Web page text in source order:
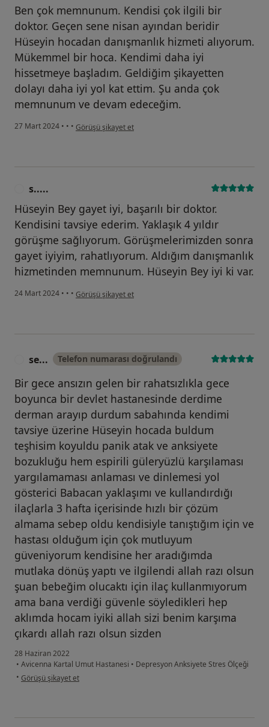
Ben çok memnunum. Kendisi çok ilgili bir
doktor. Geçen sene nisan ayından beridir
Hüseyin hocadan danışmanlık hizmeti alıyorum.
Mükemmel bir hoca. Kendimi daha iyi
hissetmeye başladım. Geldiğim şikayetten
dolayı daha iyi yol kat ettim. Şu anda çok
memnunum ve devam edeceğim.
27 Mart 2024 • • • kullanıcının görüşüne göre s.....
Görüşü şikayet et
s.....
Hüseyin Bey gayet iyi, başarılı bir doktor.
Kendisini tavsiye ederim. Yaklaşık 4 yıldır
görüşme sağlıyorum. Görüşmelerimizden sonra
gayet iyiyim, rahatlıyorum. Aldığım danışmanlık
hizmetinden memnunum. Hüseyin Bey iyi ki var.
24 Mart 2024 • • • kullanıcının görüşüne göre s.....
Görüşü şikayet et
se... Telefon numarası doğrulandı
Bir gece ansızın gelen bir rahatsızlıkla gece
boyunca bir devlet hastanesinde derdime
derman arayıp durdum sabahında kendimi
tavsiye üzerine Hüseyin hocada buldum
teşhisim koyuldu panik atak ve anksiyete
bozukluğu hem espirili güleryüzlü karşılaması
yargılamaması anlaması ve dinlemesi yol
gösterici Babacan yaklaşımı ve kullandırdığı
ilaçlarla 3 hafta içerisinde hızlı bir çözüm
almama sebep oldu kendisiyle tanıştığım için ve
hastası olduğum için çok mutluyum
güveniyorum kendisine her aradığımda
mutlaka dönüş yaptı ve ilgilendi allah razı olsun
şuan bebeğim olucaktı için ilaç kullanmıyorum
ama bana verdiği güvenle söyledikleri hep
aklımda hocam iyiki allah sizi benim karşıma
çıkardı allah razı olsun sizden
28 Haziran 2022
• Avicenna Kartal Umut Hastanesi • Depresyon Anksiyete Stres Ölçeği
• kullanıcının görüşüne göre se...
Görüşü şikayet et